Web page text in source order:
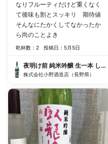
なりフルーティだけど重くなく
て後味も割とスッキリ 期待値
そんなにたかくしてなかったか
ら尚のことよき
乾杯数：2 投稿日：5月5日
夜明け前 純米吟醸 生一本 しぼ
株式会社小野酒造店（長野県）